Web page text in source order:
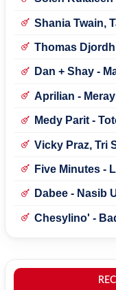
Shania Twain,
Thomas
Dan + Shay -
Aprilian -
Medy Parit -
Vicky Praz, Tri
Five Minutes -
Dabee - Nasib
Chesylino' -